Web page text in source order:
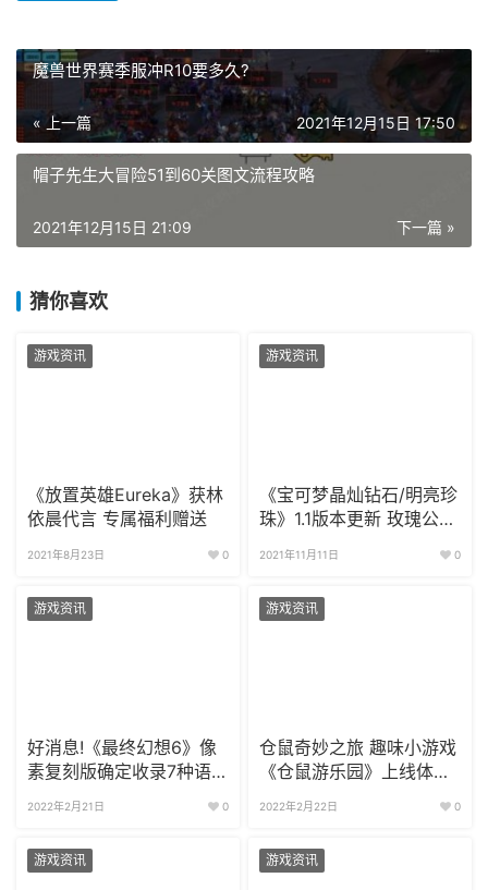
魔兽世界赛季服冲R10要多久?
« 上一篇 2021年12月15日 17:50
帽子先生大冒险51到60关图文流程攻略
下一篇 »
2021年12月15日 21:09
猜你喜欢
游戏资讯
《放置英雄Eureka》获林
依晨代言 专属福利赠送
2021年8月23日 0
游戏资讯
《宝可梦晶灿钻石/明亮珍
珠》1.1版本更新 玫瑰公园
2021年11月11日 0
游戏资讯
好消息!《最终幻想6》像
素复刻版确定收录7种语
2022年2月21日 0
游戏资讯
仓鼠奇妙之旅 趣味小游戏
《仓鼠游乐园》上线体验
2022年2月22日 0
游戏资讯 游戏资讯